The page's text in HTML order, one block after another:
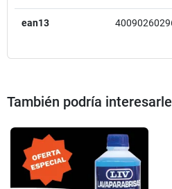
ean13
También podría interesarle